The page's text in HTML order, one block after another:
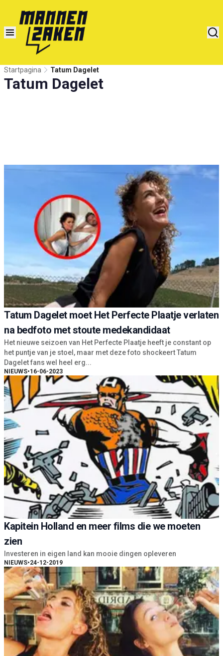
Startpagina Tatum Dagelet
Tatum Dagelet
Tatum Dagelet moet Het Perfecte Plaatje verlaten
na bedfoto met stoute medekandidaat
Het nieuwe seizoen van Het Perfecte Plaatje heeft je constant op
het puntje van je stoel, maar met deze foto shockeert Tatum
Dagelet fans wel heel erg...
NIEUWS•16-06-2023
Kapitein Holland en meer films die we moeten
zien
Investeren in eigen land kan mooie dingen opleveren
NIEUWS•24-12-2019